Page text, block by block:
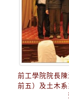
前工學院院長
前五）及土木